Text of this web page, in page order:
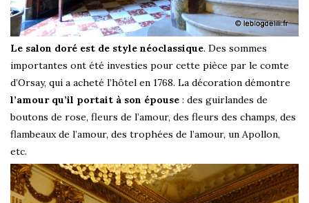
Le salon doré est de style néoclassique. Des sommes
importantes ont été investies pour cette pièce par le comte
d’Orsay, qui a acheté l’hôtel en 1768. La décoration démontre
l’amour qu’il portait à son épouse : des guirlandes de
boutons de rose, fleurs de l’amour, des fleurs des champs, des
flambeaux de l’amour, des trophées de l’amour, un Apollon,
etc.